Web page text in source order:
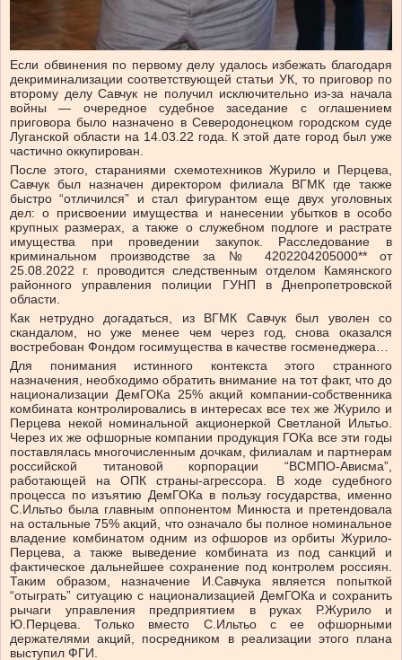
Если обвинения по первому делу удалось избежать благодаря
декриминализации соответствующей статьи УК, то приговор по
второму делу Савчук не получил исключительно из-за начала
войны — очередное судебное заседание с оглашением
приговора было назначено в Северодонецком городском суде
Луганской области на 14.03.22 года. К этой дате город был уже
частично оккупирован.
После этого, стараниями схемотехников Журило и Перцева,
Савчук был назначен директором филиала ВГМК где также
быстро “отличился” и стал фигурантом еще двух уголовных
дел: о присвоении имущества и нанесении убытков в особо
крупных размерах, а также о служебном подлоге и растрате
имущества при проведении закупок. Расследование в
криминальном производстве за № 4202204205000** от
25.08.2022 г. проводится следственным отделом Камянского
районного управления полиции ГУНП в Днепропетровской
области.
Как нетрудно догадаться, из ВГМК Савчук был уволен со
скандалом, но уже менее чем через год, снова оказался
востребован Фондом госимущества в качестве госменеджера…
Для понимания истинного контекста этого странного
назначения, необходимо обратить внимание на тот факт, что до
национализации ДемГОКа 25% акций компании-собственника
комбината контролировались в интересах все тех же Журило и
Перцева некой номинальной акционеркой Светланой Ильтьо.
Через их же офшорные компании продукция ГОКа все эти годы
поставлялась многочисленным дочкам, филиалам и партнерам
российской титановой корпорации “ВСМПО-Ависма”,
работающей на ОПК страны-агрессора. В ходе судебного
процесса по изъятию ДемГОКа в пользу государства, именно
С.Ильтьо была главным оппонентом Минюста и претендовала
на остальные 75% акций, что означало бы полное номинальное
владение комбинатом одним из офшоров из орбиты Журило-
Перцева, а также выведение комбината из под санкций и
фактическое дальнейшее сохранение под контролем россиян.
Таким образом, назначение И.Савчука является попыткой
“отыграть” ситуацию с национализацией ДемГОКа и сохранить
рычаги управления предприятием в руках Р.Журило и
Ю.Перцева. Только вместо С.Ильтьо с ее офшорными
держателями акций, посредником в реализации этого плана
выступил ФГИ.